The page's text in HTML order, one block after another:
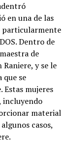
en una de las
particularmente
Dentro de
de
y se le
se
Estas mujeres
incluyendo
material
casos,